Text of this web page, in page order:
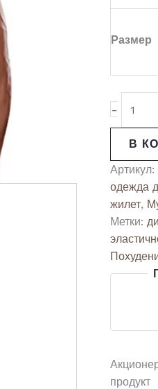
Размер
-
В
Артикул:
одежда
жилет,
Метки:
продукт